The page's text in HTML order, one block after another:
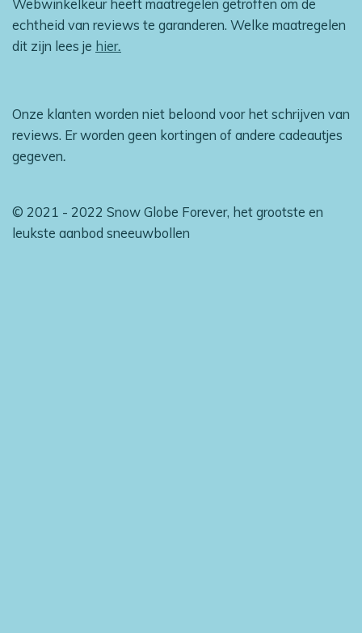
Webwinkelkeur heeft maatregelen getroffen om de
echtheid van reviews te garanderen. Welke maatregelen
dit zijn lees je hier.
Onze klanten worden niet beloond voor het schrijven van
reviews. Er worden geen kortingen of andere cadeautjes
gegeven.
© 2021 - 2022 Snow Globe Forever, het grootste en
leukste aanbod sneeuwbollen